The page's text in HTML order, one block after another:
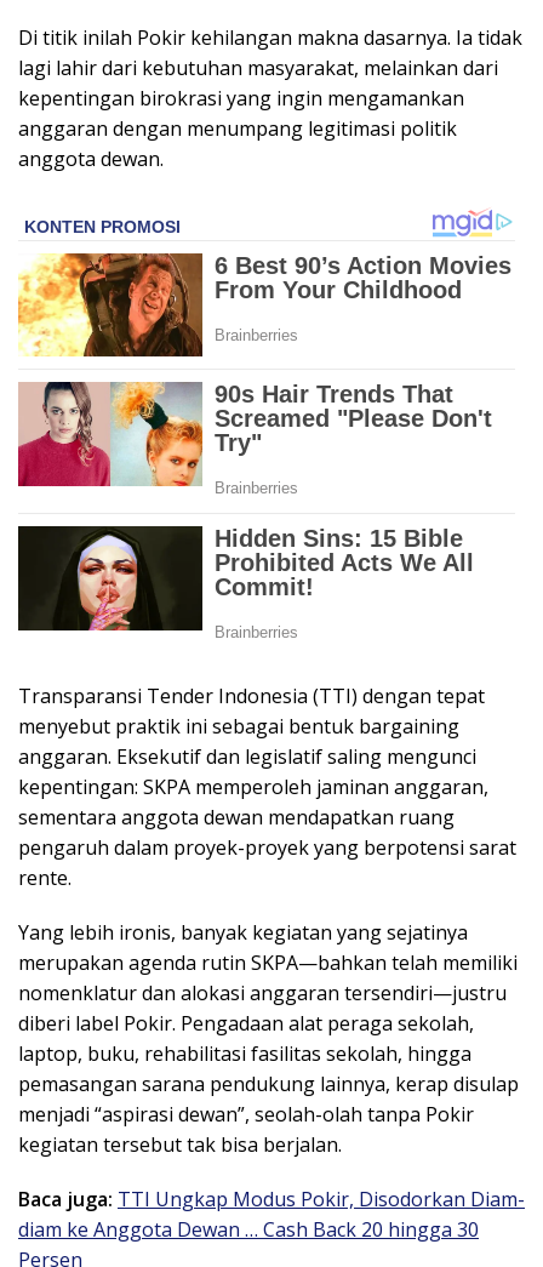
Di titik inilah Pokir kehilangan makna dasarnya. Ia tidak
lagi lahir dari kebutuhan masyarakat, melainkan dari
kepentingan birokrasi yang ingin mengamankan
anggaran dengan menumpang legitimasi politik
anggota dewan.
Transparansi Tender Indonesia (TTI) dengan tepat
menyebut praktik ini sebagai bentuk bargaining
anggaran. Eksekutif dan legislatif saling mengunci
kepentingan: SKPA memperoleh jaminan anggaran,
sementara anggota dewan mendapatkan ruang
pengaruh dalam proyek-proyek yang berpotensi sarat
rente.
Yang lebih ironis, banyak kegiatan yang sejatinya
merupakan agenda rutin SKPA—bahkan telah memiliki
nomenklatur dan alokasi anggaran tersendiri—justru
diberi label Pokir. Pengadaan alat peraga sekolah,
laptop, buku, rehabilitasi fasilitas sekolah, hingga
pemasangan sarana pendukung lainnya, kerap disulap
menjadi “aspirasi dewan”, seolah-olah tanpa Pokir
kegiatan tersebut tak bisa berjalan.
Baca juga: TTI Ungkap Modus Pokir, Disodorkan Diam-
diam ke Anggota Dewan … Cash Back 20 hingga 30
Persen